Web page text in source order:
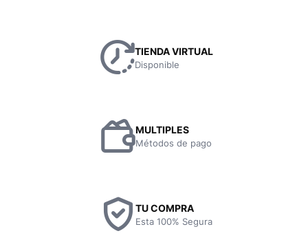
TIENDA VIRTUAL
Disponible
MULTIPLES
Métodos de pago
TU COMPRA
Esta 100% Segura